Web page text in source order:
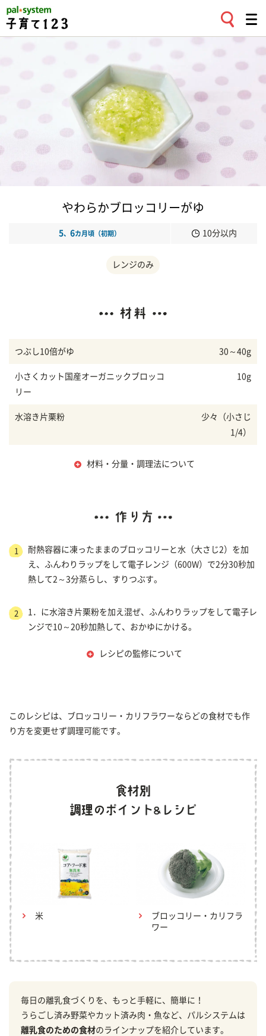
やわらかブロッコリーがゆ
5、 6カ月頃（初期） 10分以内
レンジのみ
つぶし10倍がゆ 30～40g
小さくカット国産オーガニックブロッコ
リー
10g
水溶き片栗粉
少々（小さじ
1/4）
材料・分量・調理法について
1
耐熱容器に凍ったままのブロッコリーと水（大さじ2）を加
え、ふんわりラップをして電子レンジ（600W）で2分30秒加
熱して2～3分蒸らし、すりつぶす。
2
1．に水溶き片栗粉を加え混ぜ、ふんわりラップをして電子レ
ンジで10～20秒加熱して、おかゆにかける。
レシピの監修について
このレシピは、ブロッコリー・カリフラワーならどの食材でも作
り方を変更せず調理可能です。
米
ブロッコリー・カリフラ
ワー
毎日の離乳食づくりを、もっと手軽に、簡単に！
うらごし済み野菜やカット済み肉・魚など、パルシステムは
離乳食のための食材のラインナップを紹介しています。